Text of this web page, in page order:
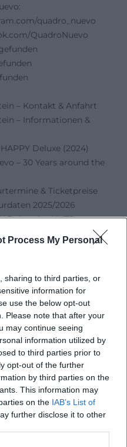
Process My Personal
sharing to third parties, or
information for
use the below opt-out
Please note that after your
may continue seeing
information utilized by
to third parties prior to
opt-out of the further
by third parties on the
This information may
on the IAB’s List of
further disclose it to other
quadro_nuevo
QuadroNuevo
– Kontakt & Anfahrt
– Informationen &
Deluxe (2024)
– 30 Years around the
& Ticketpreise
2025/2026
Deluxe im NUTS
– Social Handle Hinweis